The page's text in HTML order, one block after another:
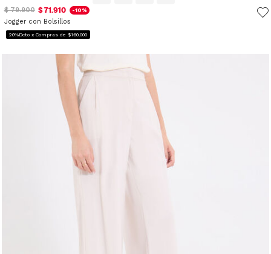
$ 79.900 $ 71.910 -10%
Jogger con Bolsillos
20%Dcto x Compras de $160.000